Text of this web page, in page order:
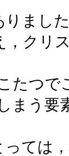
りまし
，クリ
たつで
まう要
っては